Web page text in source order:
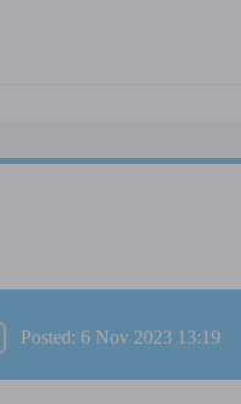
Posted: 6 Nov 2023 13:19